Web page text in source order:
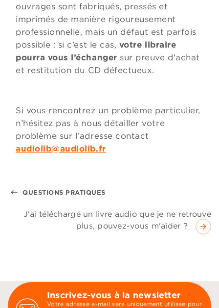
ouvrages sont fabriqués, pressés et
imprimés de manière rigoureusement
professionnelle, mais un défaut est parfois
possible : si c’est le cas, votre libraire
pourra vous l’échanger sur preuve d'achat
et restitution du CD défectueux.
Si vous rencontrez un problème particulier,
n’hésitez pas à nous détailler votre
problème sur l'adresse contact
audiolib@audiolib.fr
keyboard_backspace QUESTIONS PRATIQUES
J'ai téléchargé un livre audio que je ne retrouve
plus, pouvez-vous m'aider ?
arrow_forward
Inscrivez-vous à la newsletter
Votre adresse e-mail sera uniquement utilisée pour